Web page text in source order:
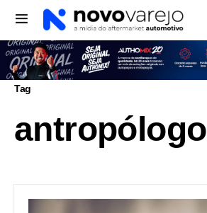
Tag
antropólogo